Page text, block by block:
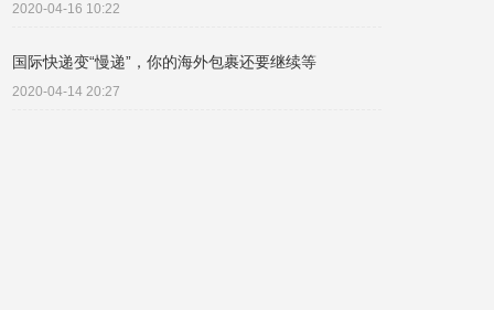
2020-04-16 10:22
国际快递变“慢递”，你的海外包裹还要继续等
2020-04-14 20:27